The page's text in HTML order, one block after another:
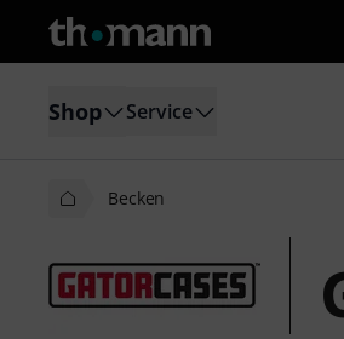
Shop Service
Becken